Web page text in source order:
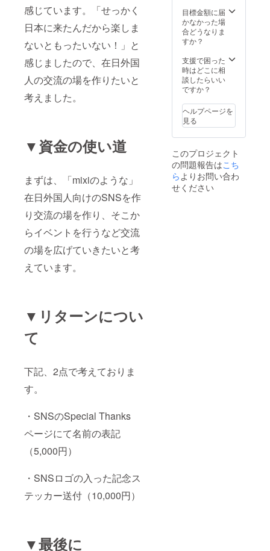
感じています。「せっかく
日本に来たんだから楽しま
ないともったいない！」と
感じましたので、在日外国
人の交流の場を作りたいと
考えました。
▼資金の使い道
まずは、「mixiのような」
在日外国人向けのSNSを作
り交流の場を作り、そこか
らイベントを行うなど交流
の場を広げていきたいと考
えています。
▼リターンについ
て
下記、2点で考えておりま
す。
・SNSのSpecial Thanks
ページにて名前の表記
（5,000円）
・SNSロゴの入った記念ス
テッカー送付（10,000円）
▼最後に
目標金額に届
かなかった場
合どうなりま
すか？
支援で困った
時はどこに相
談したらいい
ですか？
ヘルプページを
見る
このプロジェクト
の問題報告はこち
ら よりお問い合わ
せください